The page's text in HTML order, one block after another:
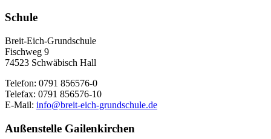
Schule
Breit-Eich-Grundschule
Fischweg 9
74523 Schwäbisch Hall
Telefon: 0791 856576-0
Telefax: 0791 856576-10
E-Mail: info@breit-eich-grundschule.de
Außenstelle Gailenkirchen